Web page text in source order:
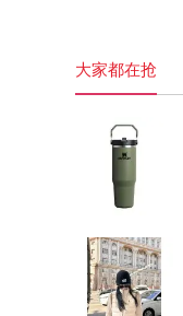
大家都在抢